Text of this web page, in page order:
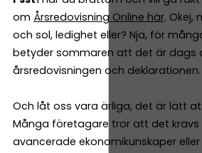
om Årsredovisning Online här. Okej,
och sol, ledighet eller? Nja, för
betyder sommaren att det är dags
årsredovisningen och deklarationen.
Och låt oss vara ärliga, det är lätt
Många företagare tror att det
avancerade ekonomikunskaper